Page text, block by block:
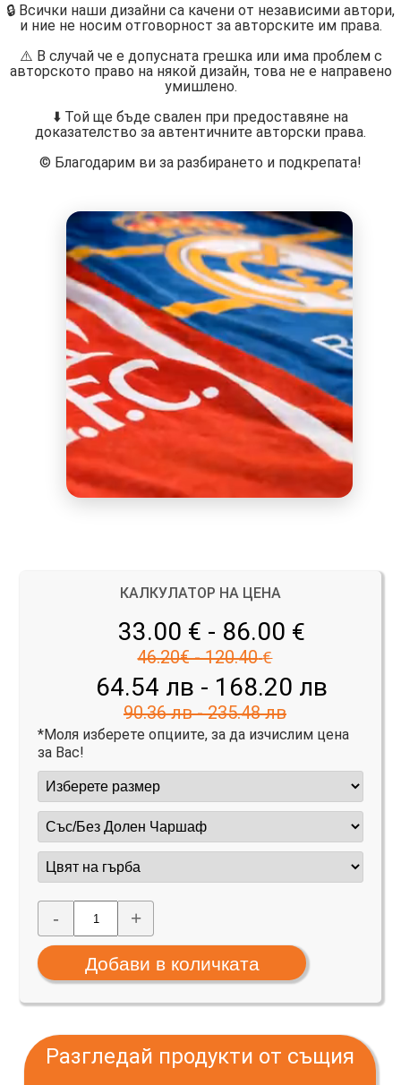
🔒 Всички наши дизайни са качени от независими автори,
и ние не носим отговорност за авторските им права.
⚠️ В случай че е допусната грешка или има проблем с
авторското право на някой дизайн, това не е направено
умишлено.
⬇️ Той ще бъде свален при предоставяне на
доказателство за автентичните авторски права.
©️ Благодарим ви за разбирането и подкрепата!
КАЛКУЛАТОР НА ЦЕНА
33.00 € - 86.00 €
46.20€ - 120.40 €
64.54 лв - 168.20 лв
90.36 лв - 235.48 лв
*Моля изберете опциите, за да изчислим цена
за Вас!
- +
Разгледай продукти от същия